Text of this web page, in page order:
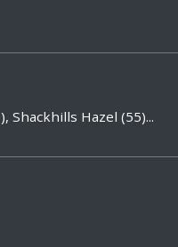
Shackhills Hazel (55)...